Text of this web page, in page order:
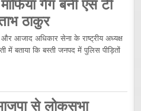
गैंग बनी एस टी
ठाकुर
और आजाद अधिकार सेना के राष्ट्रीय अध्यक्ष
में बताया कि बस्ती जनपद में पुलिस पीड़ितों
से लोकसभा